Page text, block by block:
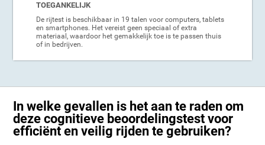
TOEGANKELIJK
De rijtest is beschikbaar in 19 talen voor computers, tablets
en smartphones. Het vereist geen speciaal of extra
materiaal, waardoor het gemakkelijk toe is te passen thuis
of in bedrijven.
In welke gevallen is het aan te raden om
deze cognitieve beoordelingstest voor
efficiënt en veilig rijden te gebruiken?